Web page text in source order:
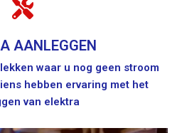
AANLEGGEN
waar u nog geen stroom
hebben ervaring met het
van elektra